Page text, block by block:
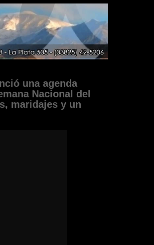
una agenda
Nacional del
maridajes y un